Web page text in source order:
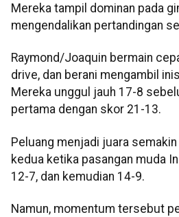
Mereka tampil dominan pada
mengendalikan pertandingan
Raymond/Joaquin bermain
drive, dan berani mengambil
Mereka unggul jauh 17-8
pertama dengan skor 21-13.
Peluang menjadi juara
kedua ketika pasangan muda
12-7, dan kemudian 14-9.
Namun, momentum tersebut